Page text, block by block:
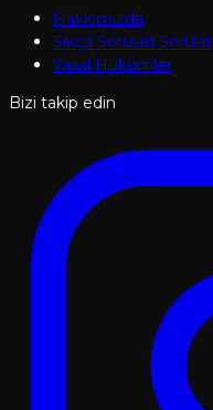
Hakkımızda
Sıkça Sorulan Sorular
Yasal Hükümler
Bizi takip edin